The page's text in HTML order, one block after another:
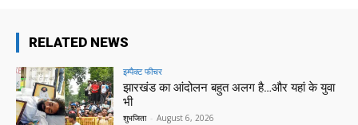
RELATED NEWS
इम्पैक्ट फीचर
झारखंड का आंदोलन बहुत अलग है…और यहां के युवा
भी
शुभजिता - August 6, 2026